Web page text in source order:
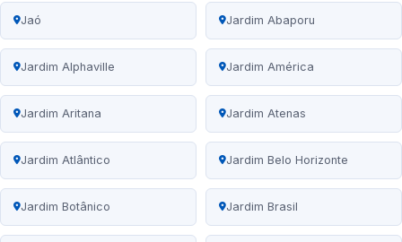
Jaó Jardim Abaporu
Jardim Alphaville Jardim América
Jardim Aritana Jardim Atenas
Jardim Atlântico Jardim Belo Horizonte
Jardim Botânico Jardim Brasil